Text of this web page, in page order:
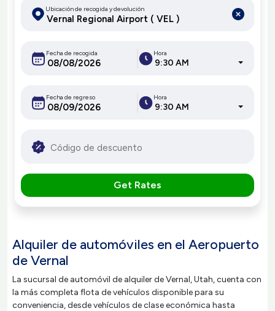
Ubicación de recogida y devolución
Fecha de recogida Hora
9:30 AM
Fecha de regreso Hora
9:30 AM
Get Rates
Alquiler de automóviles en el Aeropuerto
de Vernal
La sucursal de automóvil de alquiler de Vernal, Utah, cuenta con
la más completa flota de vehículos disponible para su
conveniencia, desde vehículos de clase económica hasta